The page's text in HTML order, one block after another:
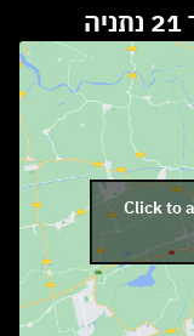
Click to